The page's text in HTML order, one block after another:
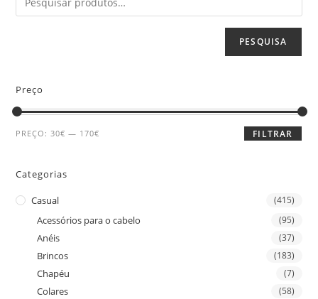
PESQUISA
Preço
FILTRAR
PREÇO:30€ — 170€
Categorias
Casual (415)
Acessórios para o cabelo (95)
Anéis (37)
Brincos (183)
Chapéu (7)
Colares (58)